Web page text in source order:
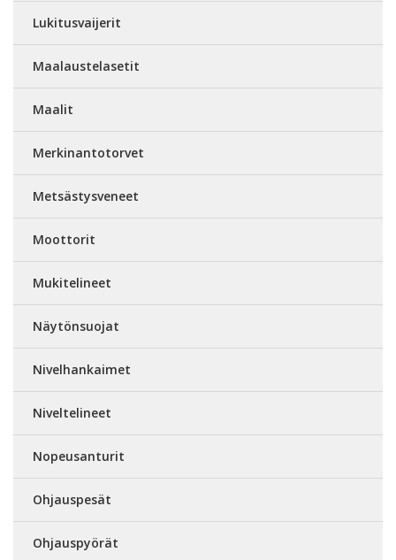
Lukitusvaijerit
Maalaustelasetit
Maalit
Merkinantotorvet
Metsästysveneet
Moottorit
Mukitelineet
Näytönsuojat
Nivelhankaimet
Niveltelineet
Nopeusanturit
Ohjauspesät
Ohjauspyörät